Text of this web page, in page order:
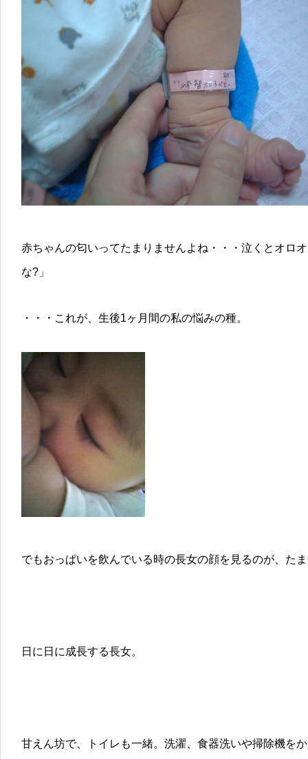
赤ちゃんの匂いってたまりませんよね・・・泣くとオロ
な?」
・・・これが、生後1ヶ月間の私の悩みの種。
でもおっぱいを飲んでいる時の長女の顔を見るのが、た
日に日に成長する長女。
甘えん坊で、トイレも一緒。洗濯、食器洗いや掃除機を